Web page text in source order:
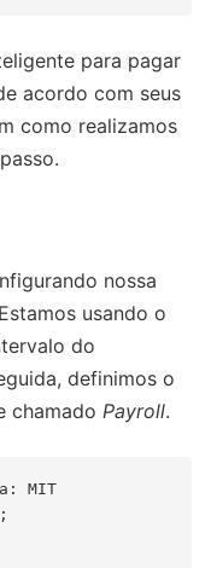
para pagar
acordo com seus
como realizamos
nossa
usando o
do
definimos o
chamado Payroll.
MIT